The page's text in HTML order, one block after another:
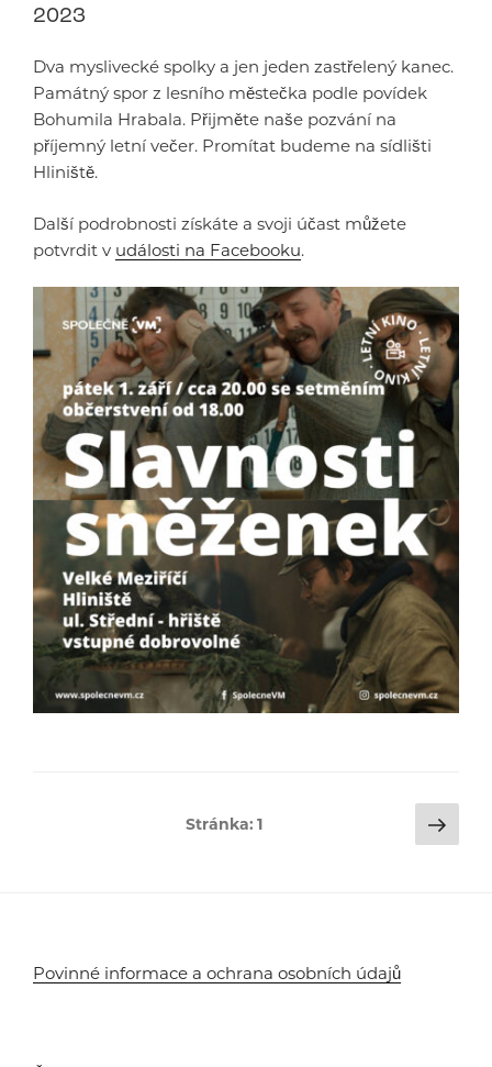
2023
Dva myslivecké spolky a jen jeden zastřelený kanec.
Památný spor z lesního městečka podle povídek
Bohumila Hrabala. Přijměte naše pozvání na
příjemný letní večer. Promítat budeme na sídlišti
Hliniště.
Další podrobnosti získáte a svoji účast můžete
potvrdit v události na Facebooku.
Stránka:1
Povinné informace a ochrana osobních údajů